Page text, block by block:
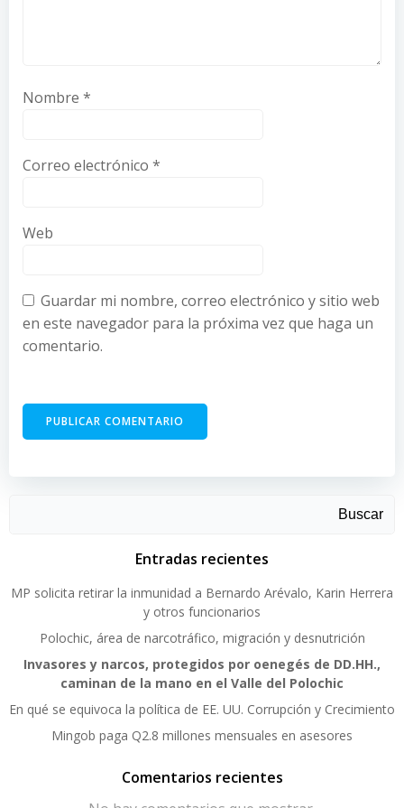
Nombre *
Correo electrónico *
Web
Guardar mi nombre, correo electrónico y sitio web
en este navegador para la próxima vez que haga un
comentario.
Buscar
Entradas recientes
MP solicita retirar la inmunidad a Bernardo Arévalo, Karin Herrera
y otros funcionarios
Polochic, área de narcotráfico, migración y desnutrición
Invasores y narcos, protegidos por oenegés de DD.HH.,
caminan de la mano en el Valle del Polochic
En qué se equivoca la política de EE. UU. Corrupción y Crecimiento
Mingob paga Q2.8 millones mensuales en asesores
Comentarios recientes